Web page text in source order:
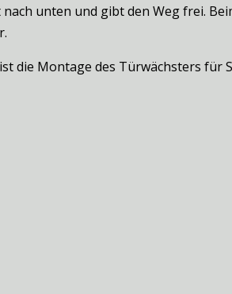
unten und gibt den Weg frei.
die Montage des Türwächsters für